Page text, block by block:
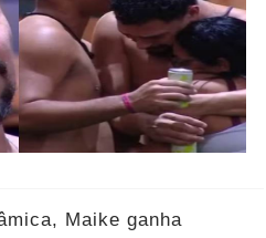
Maike ganha